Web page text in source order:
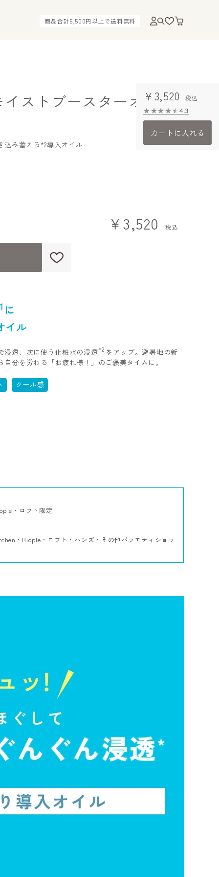
商品合計5,500円以上で送料無料
ストブースターオイル
込み蓄える*2導入オイル
￥3,520
に
イル
浸透、次に使う化粧水の浸透*2 をアップ。避暑地の新
分を労わる「お疲れ様！」のご褒美タイムに。
クール感
・ロフト限定
・Biople・ロフト・ハンズ・その他バラエティショッ
￥3,520
4.3
カートに入れる